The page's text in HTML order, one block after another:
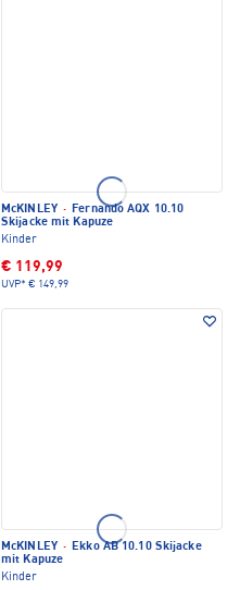
McKINLEY · Fernando AQX 10.10
Skijacke mit Kapuze
Kinder
€ 119,99
UVP* € 149,99
McKINLEY · Ekko AB 10.10 Skijacke
mit Kapuze
Kinder